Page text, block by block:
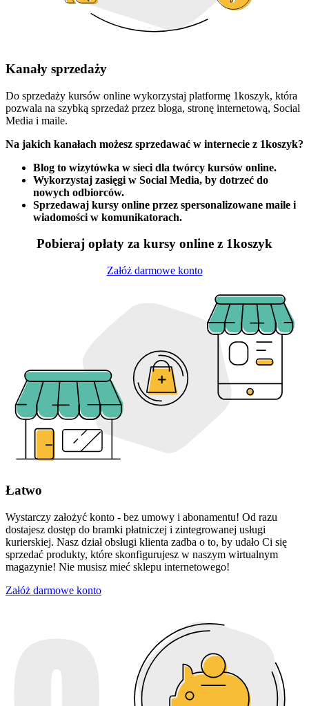
Kanały sprzedaży
Do sprzedaży kursów online wykorzystaj platformę 1koszyk, która
pozwala na szybką sprzedaż przez bloga, stronę internetową, Social
Media i maile.
Na jakich kanałach możesz sprzedawać w internecie z 1koszyk?
Blog to wizytówka w sieci dla twórcy kursów online.
Wykorzystaj zasięgi w Social Media, by dotrzeć do
nowych odbiorców.
Sprzedawaj kursy online przez spersonalizowane maile i
wiadomości w komunikatorach.
Pobieraj opłaty za kursy online z 1koszyk
Załóż darmowe konto
Łatwo
Wystarczy założyć konto - bez umowy i abonamentu! Od razu
dostajesz dostęp do bramki płatniczej i zintegrowanej usługi
kurierskiej. Nasz dział obsługi klienta zadba o to, by udało Ci się
sprzedać produkty, które skonfigurujesz w naszym wirtualnym
magazynie! Nie musisz mieć sklepu internetowego!
Załóż darmowe konto